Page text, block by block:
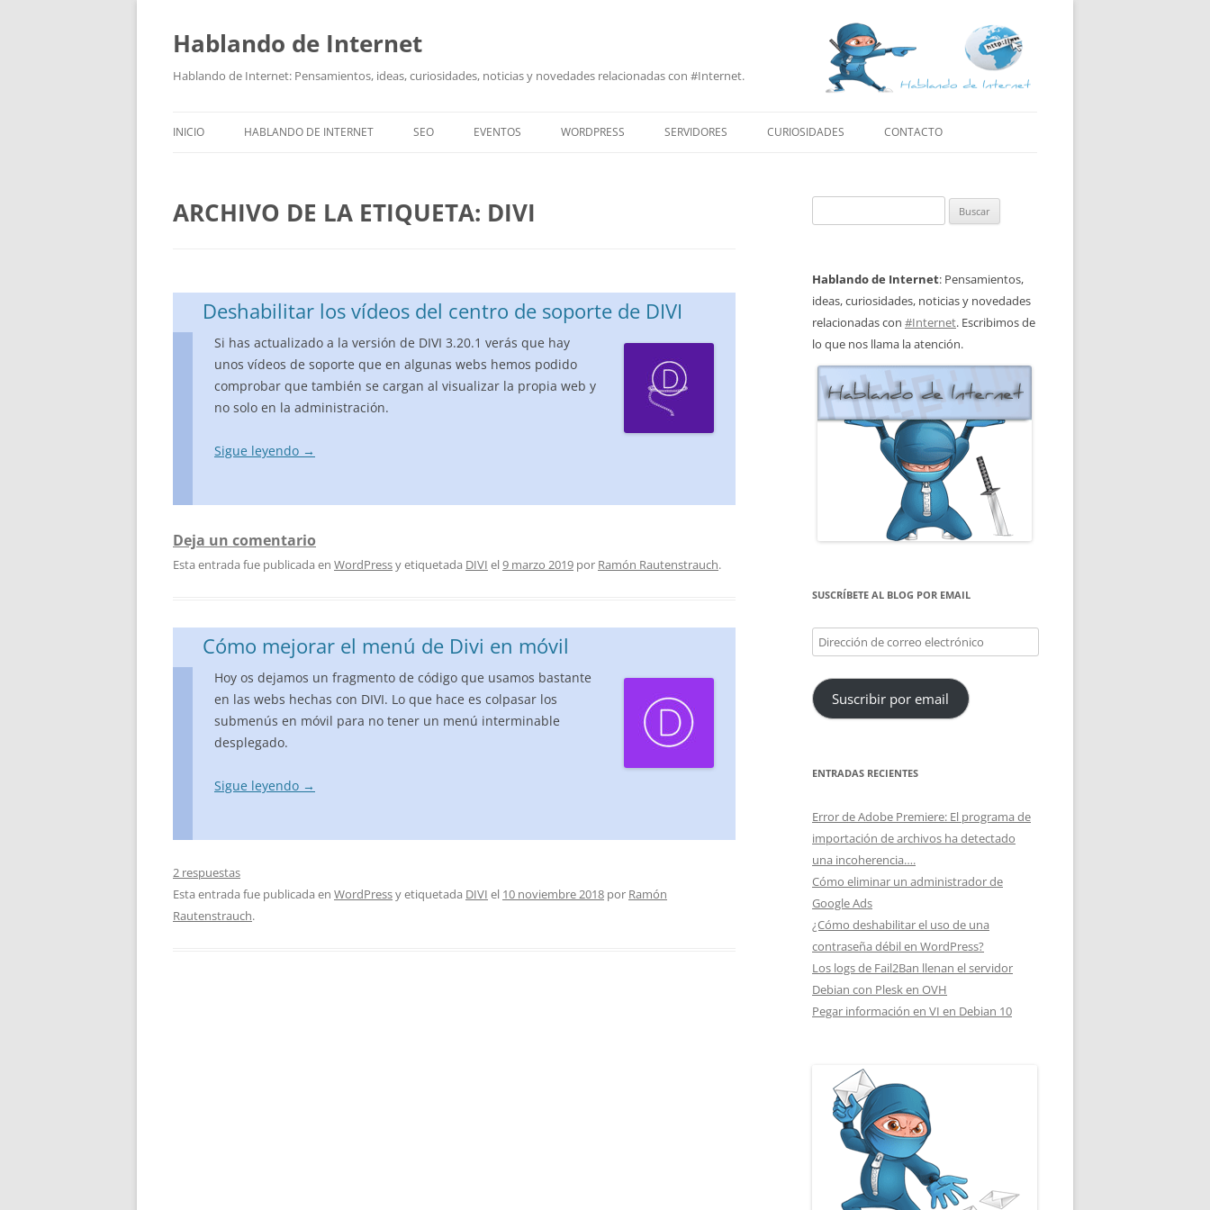
Hablando de Internet
Hablando de Internet: Pensamientos, ideas, curiosidades, noticias y novedades relacionadas con #Internet.
Saltar
contenido
INICIO HABLANDO DE INTERNET SEO EVENTOS WORDPRESS SERVIDORES CURIOSIDADES CONTACTO
ARCHIVO DE LA ETIQUETA: DIVI
Deshabilitar los vídeos del centro de soporte de DIVI
Si has actualizado a la versión de DIVI 3.20.1 verás que hay
unos vídeos de soporte que en algunas webs hemos podido
comprobar que también se cargan al visualizar la propia web y
no solo en la administración.
Sigue leyendo →
Deja un comentario
Esta entrada fue publicada en WordPressy etiquetada DIVI el9 marzo 2019 por Ramón Rautenstrauch.
Cómo mejorar el menú de Divi en móvil
Hoy os dejamos un fragmento de código que usamos bastante
en las webs hechas con DIVI. Lo que hace es colpasar los
submenús en móvil para no tener un menú interminable
desplegado.
Sigue leyendo →
2 respuestas
Esta entrada fue publicada en WordPressy etiquetada DIVI el 10 noviembre 2018 por Ramón
Rautenstrauch.
Hablando de Internet: Pensamientos,
ideas, curiosidades, noticias y novedades
relacionadas con #Internet. Escribimos de
lo que nos llama la atención.
SUSCRÍBETE AL BLOG POR EMAIL
Dirección
de
correo
electrónico
Suscribir por email
ENTRADAS RECIENTES
Error de Adobe Premiere: El programa de
importación de archivos ha detectado
una incoherencia….
Cómo eliminar un administrador de
Google Ads
¿Cómo deshabilitar el uso de una
contraseña débil en WordPress?
Los logs de Fail2Ban llenan el servidor
Debian con Plesk en OVH
Pegar información en VI en Debian 10